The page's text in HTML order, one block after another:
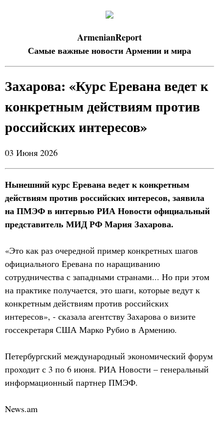
ArmenianReport
Самые важные новости Армении и мира
Захарова: «Курс Еревана ведет к
конкретным действиям против
российских интересов»
03 Июня 2026
Нынешний курс Еревана ведет к конкретным
действиям против российских интересов, заявила
на ПМЭФ в интервью РИА Новости официальный
представитель МИД РФ Мария Захарова.
«Это как раз очередной пример конкретных шагов
официального Еревана по наращиванию
сотрудничества с западными странами... Но при этом
на практике получается, это шаги, которые ведут к
конкретным действиям против российских
интересов», - сказала агентству Захарова о визите
госсекретаря США Марко Рубио в Армению.
Петербургский международный экономический форум
проходит с 3 по 6 июня. РИА Новости – генеральный
информационный партнер ПМЭФ.
News.am